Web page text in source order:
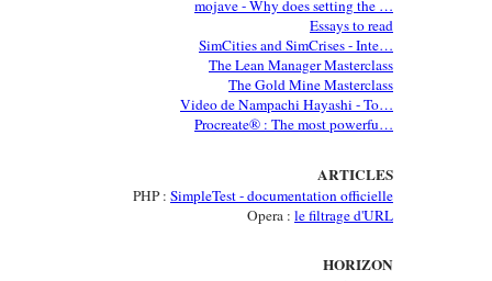
mojave - Why does setting the …
Essays to read
SimCities and SimCrises - Inte…
The Lean Manager Masterclass
The Gold Mine Masterclass
Video de Nampachi Hayashi - To…
Procreate® : The most powerfu…
ARTICLES
PHP : SimpleTest - documentation officielle
Opera : le filtrage d'URL
HORIZON